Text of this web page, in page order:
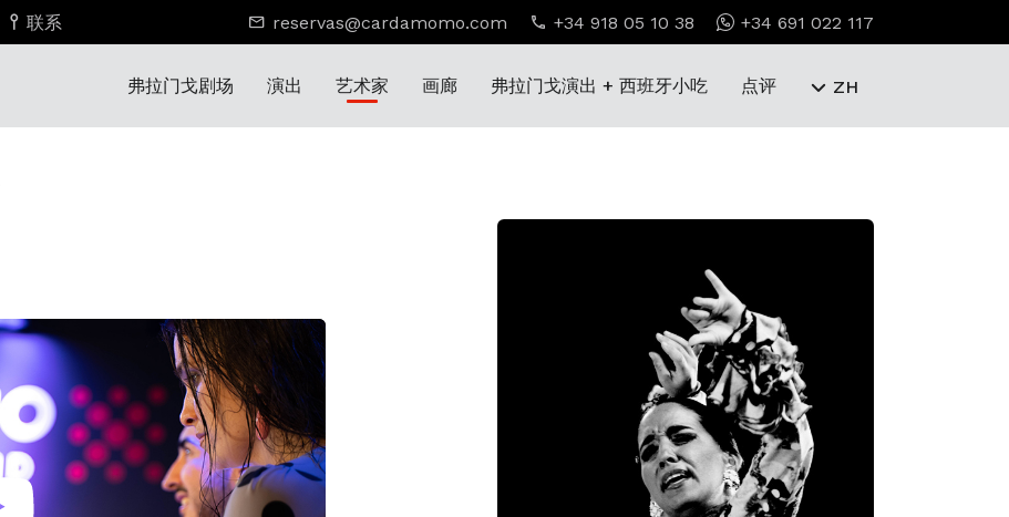
联系 reservas@cardamomo.com +34 918 05 10 38 +34 691 022 117
弗拉门戈剧场 演出 艺术家 画廊 弗拉门戈演出 + 西班牙小吃 点评 ZH